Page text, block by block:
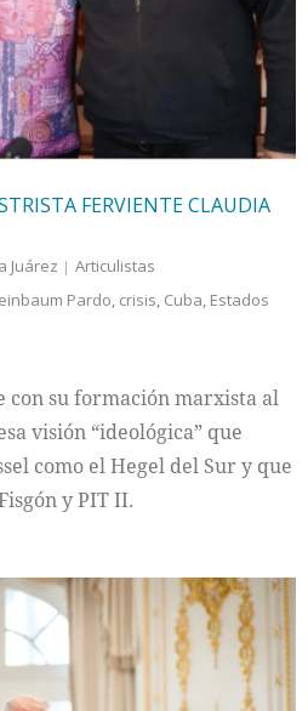
FERVIENTE CLAUDIA
Juárez
Articulistas
Pardo, crisis, Cuba, Estados
con su formación marxista al
visión “ideológica” que
como el Hegel del Sur y que
y PIT II.